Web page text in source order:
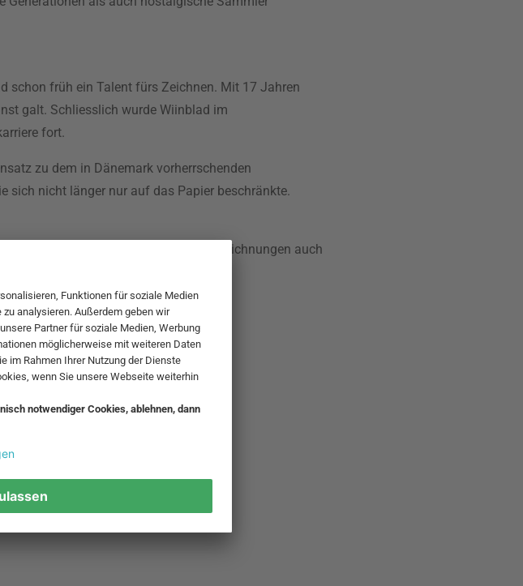
schon früh ein Talent fürs Zeichnen. Mit 17 Jahren
galt. Schliesslich wurde Wiinblad im
fort.
zu dem in Dänemark vorherrschenden
sich nicht länger nur auf das Papier beschränkte.
Wiinblad als Leinwand für seine Zeichnungen auch
des Dänen geschmückt.